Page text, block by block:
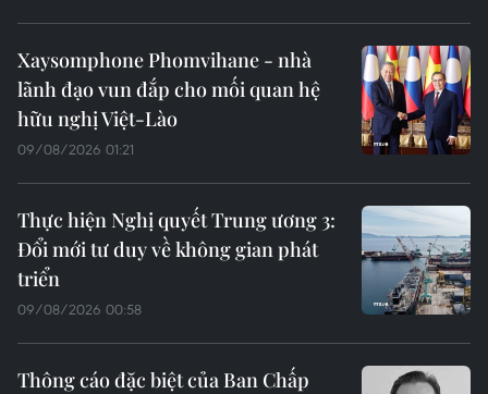
Xaysomphone Phomvihane - nhà
lãnh đạo vun đắp cho mối quan hệ
hữu nghị Việt-Lào
09/08/2026 01:21
Thực hiện Nghị quyết Trung ương 3:
Đổi mới tư duy về không gian phát
triển
09/08/2026 00:58
Thông cáo đặc biệt của Ban Chấp